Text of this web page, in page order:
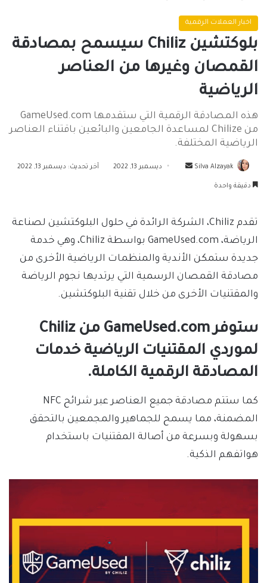
اخبار العملات الرقمية
بلوكتشين Chiliz سيسمح بمصادقة
القمصان وغيرها من العناصر
الرياضية
هذه المصادقة الرقمية التي ستقدمها GameUsed.com
من Chilize لمساعدة الجامعين والبائعين باقتناء العناصر
الرياضية المختلفة.
Silva Alzayak
أرسل
ديسمبر 13, 2022 آخر تحديث: ديسمبر 13, 2022
دقيقة واحدة
تقدم Chiliz، الشركة الرائدة في حلول البلوكتشين لصناعة
الرياضة، GameUsed.com بواسطة Chiliz، وهي خدمة
جديدة ستمكن الأندية والمنظمات الرياضية الأخرى من
مصادقة القمصان الرسمية التي يرتديها نجوم الرياضة
والمقتنيات الأخرى من خلال تقنية البلوكتشين.
ستوفر GameUsed.com من Chiliz
لموردي المقتنيات الرياضية خدمات
المصادقة الرقمية الكاملة.
كما ستتم مصادقة جميع العناصر عبر شرائح NFC
المضمنة، مما يسمح للجماهير والمجمعين بالتحقق
بسهولة وبسرعة من أصالة المقتنيات باستخدام
هواتفهم الذكية.